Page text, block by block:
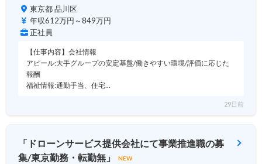
東京都 品川区
年収612万円～849万円
正社員
【仕事内容】会社情報
アピール:大手グループの安定基盤/働きやすい環境/評価に応じた
報酬
福祉情報:通勤手当、住宅…
29日前
「ドローンサービス提供会社にて事業推進職の募
集/東京勤務・転勤無」
NEW